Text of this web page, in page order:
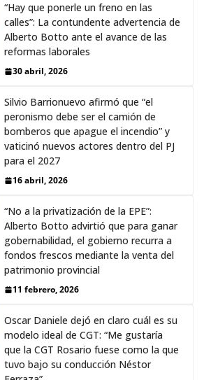
“Hay que ponerle un freno en las
calles”: La contundente advertencia de
Alberto Botto ante el avance de las
reformas laborales
30 abril, 2026
Silvio Barrionuevo afirmó que “el
peronismo debe ser el camión de
bomberos que apague el incendio” y
vaticinó nuevos actores dentro del PJ
para el 2027
16 abril, 2026
“No a la privatización de la EPE”:
Alberto Botto advirtió que para ganar
gobernabilidad, el gobierno recurra a
fondos frescos mediante la venta del
patrimonio provincial
11 febrero, 2026
Oscar Daniele dejó en claro cuál es su
modelo ideal de CGT: “Me gustaría
que la CGT Rosario fuese como la que
tuvo bajo su conducción Néstor